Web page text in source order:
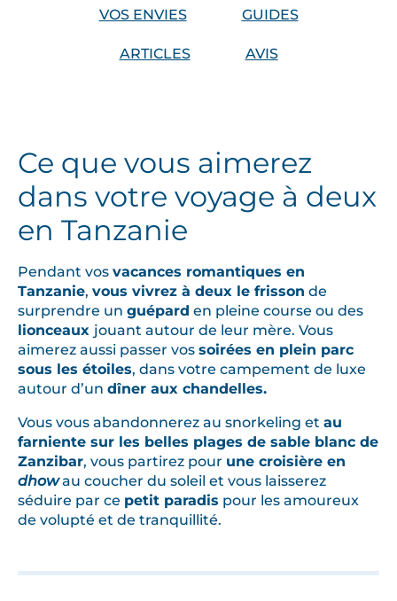
e
s
e
o
n
t
r
y
t
m
é
e
s
p
l
VOS ENVIES GUIDES
ARTICLES AVIS
Ce que vous aimerez
dans votre voyage à deux
en Tanzanie
Pendant vos vacances romantiques en
Tanzanie, vous vivrez à deux le frisson de
surprendre un guépard en pleine course ou des
lionceaux jouant autour de leur mère. Vous
aimerez aussi passer vos soirées en plein parc
sous les étoiles, dans votre campement de luxe
autour d’un dîner aux chandelles.
Vous vous abandonnerez au snorkeling et au
farniente sur les belles plages de sable blanc de
Zanzibar, vous partirez pour une croisière en
dhowau coucher du soleil et vous laisserez
séduire par ce petit paradis pour les amoureux
de volupté et de tranquillité.